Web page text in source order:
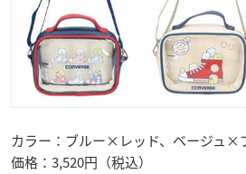
カラー：ブルー×レッド、ベージュ×
価格：3,520円（税込）